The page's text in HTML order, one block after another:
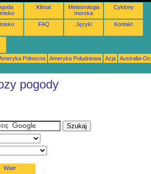
Klimat
Meteorologia
morska
Cyklony
FAQ Języki Kontakt
Północna Ameryka Południowa Azja
Australia-
pogody
Wiatr